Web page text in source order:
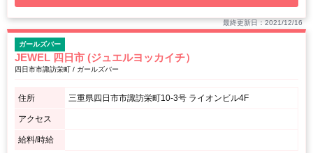
最終更新日：2021/12/16
ガールズバー
JEWEL 四日市 (ジュエルヨッカイチ）
四日市市諏訪栄町 / ガールズバー
住所 三重県四日市市諏訪栄町10-3号 ライオンビル4F
アクセス
給料/時給